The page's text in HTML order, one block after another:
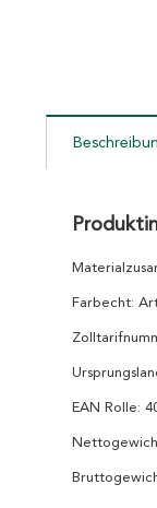
Farbecht:
EAN Rolle: